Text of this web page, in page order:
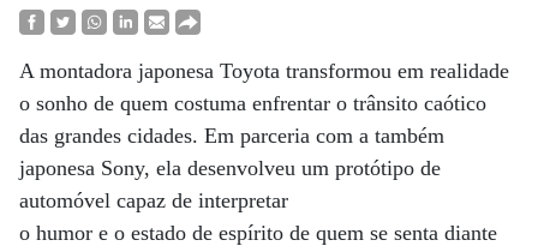
A montadora japonesa Toyota transformou em realidade
o sonho de quem costuma enfrentar o trânsito caótico
das grandes cidades. Em parceria com a também
japonesa Sony, ela desenvolveu um protótipo de
automóvel capaz de interpretar
o humor e o estado de espírito de quem se senta diante